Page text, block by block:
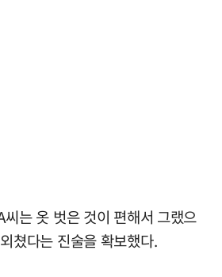
는 옷 벗은 것이 편해서 그랬으
쳤다는 진술을 확보했다.